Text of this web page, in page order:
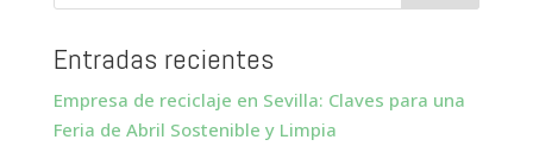
Entradas recientes
Empresa de reciclaje en Sevilla: Claves para una
Feria de Abril Sostenible y Limpia